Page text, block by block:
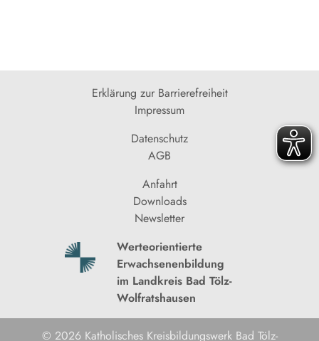
Erklärung zur Barrierefreiheit
Impressum
Datenschutz
AGB
Anfahrt
Downloads
Newsletter
Werteorientierte
Erwachsenenbildung
im Landkreis Bad Tölz-
Wolfratshausen
© 2026 Katholisches Kreisbildungswerk Bad Tölz-